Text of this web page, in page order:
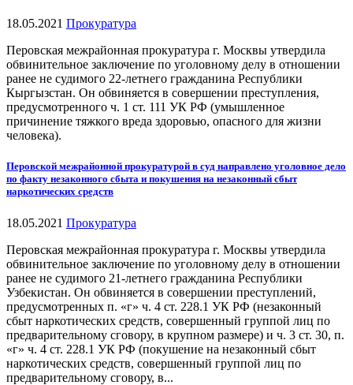
18.05.2021 Прокуратура
Перовская межрайонная прокуратура г. Москвы утвердила
обвинительное заключение по уголовному делу в отношении
ранее не судимого 22-летнего гражданина Республики
Кыргызстан. Он обвиняется в совершении преступления,
предусмотренного ч. 1 ст. 111 УК РФ (умышленное
причинение тяжкого вреда здоровью, опасного для жизни
человека).
Перовской межрайонной прокуратурой в суд направлено уголовное дело
по факту незаконного сбыта и покушения на незаконный сбыт
наркотических средств
18.05.2021 Прокуратура
Перовская межрайонная прокуратура г. Москвы утвердила
обвинительное заключение по уголовному делу в отношении
ранее не судимого 21-летнего гражданина Республики
Узбекистан. Он обвиняется в совершении преступлений,
предусмотренных п. «г» ч. 4 ст. 228.1 УК РФ (незаконный
сбыт наркотических средств, совершенный группой лиц по
предварительному сговору, в крупном размере) и ч. 3 ст. 30, п.
«г» ч. 4 ст. 228.1 УК РФ (покушение на незаконный сбыт
наркотических средств, совершенный группой лиц по
предварительному сговору, в...